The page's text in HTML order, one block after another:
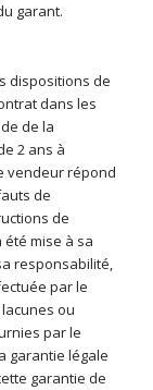
garant.
dispositions de
dans les
de la
2 ans à
vendeur répond
de
de
été mise à sa
responsabilité,
par le
ou
par le
garantie légale
garantie de